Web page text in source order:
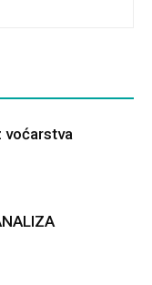
voćarstva